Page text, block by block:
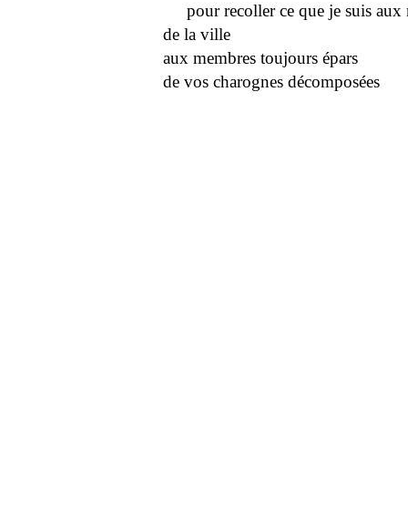
pour recoller ce que je suis aux
de la ville
aux membres toujours épars
de vos charognes décomposées